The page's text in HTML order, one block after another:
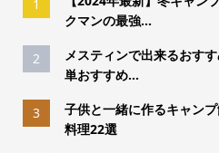
1
クマンの最強...
2
メスティンで出来るおす
単おすすめ...
3
子供と一緒に作るキャン
料理22選